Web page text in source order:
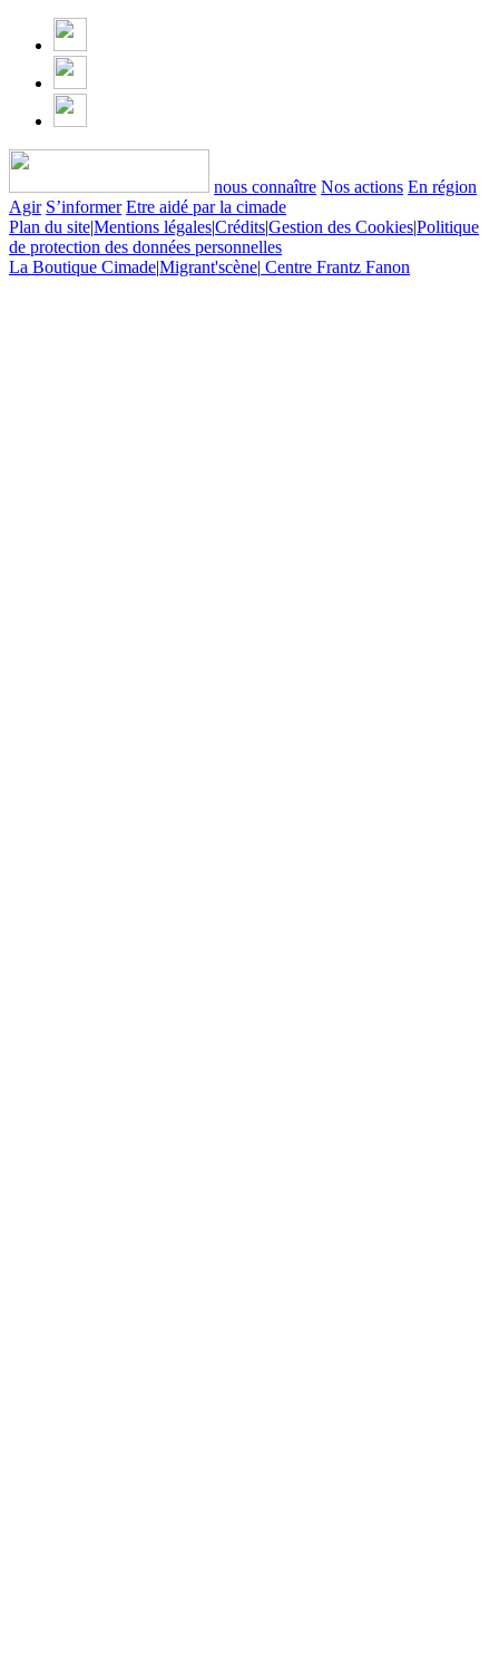
nous connaître Nos actions En région
Agir S’informer Etre aidé par la cimade
Plan du site|Mentions légales|Crédits|Gestion des Cookies|Politique
de protection des données personnelles
La Boutique Cimade|Migrant'scène| Centre Frantz Fanon